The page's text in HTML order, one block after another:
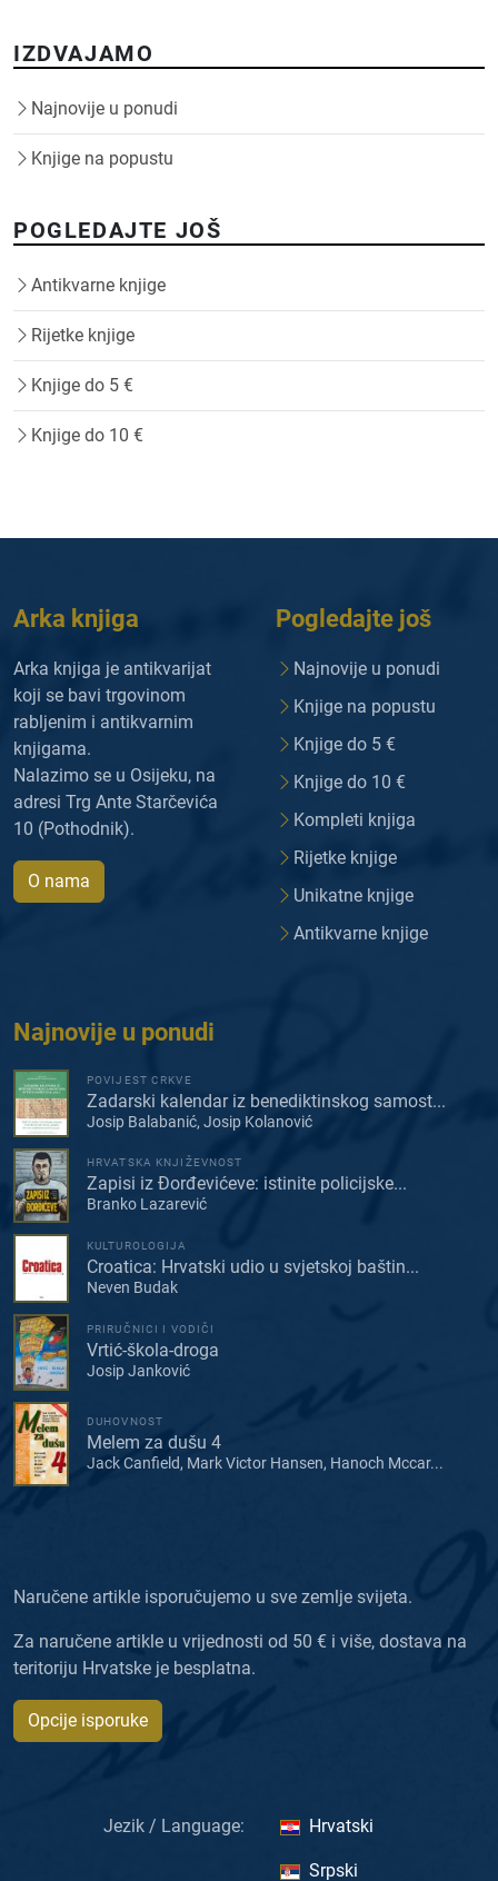
IZDVAJAMO
Najnovije u ponudi
Knjige na popustu
POGLEDAJTE JOŠ
Antikvarne knjige
Rijetke knjige
Knjige do 5 €
Knjige do 10 €
Arka knjiga
Arka knjiga je antikvarijat
koji se bavi trgovinom
rabljenim i antikvarnim
knjigama.
Nalazimo se u Osijeku, na
adresi Trg Ante Starčevića
10 (Pothodnik).
O nama
Pogledajte još
Najnovije u ponudi
Knjige na popustu
Knjige do 5 €
Knjige do 10 €
Kompleti knjiga
Rijetke knjige
Unikatne knjige
Antikvarne knjige
Najnovije u ponudi
POVIJEST CRKVE
Zadarski kalendar iz benediktinskog samost...
Josip Balabanić, Josip Kolanović
HRVATSKA KNJIŽEVNOST
Zapisi iz Đorđevićeve: istinite policijske...
Branko Lazarević
KULTUROLOGIJA
Croatica: Hrvatski udio u svjetskoj baštin...
Neven Budak
PRIRUČNICI I VODIČI
Vrtić-škola-droga
Josip Janković
DUHOVNOST
Melem za dušu 4
Jack Canfield, Mark Victor Hansen, Hanoch Mccar...
Naručene artikle isporučujemo u sve zemlje svijeta.
Za naručene artikle u vrijednosti od 50 € i više, dostava na
teritoriju Hrvatske je besplatna.
Opcije isporuke
Jezik / Language: Hrvatski
Srpski